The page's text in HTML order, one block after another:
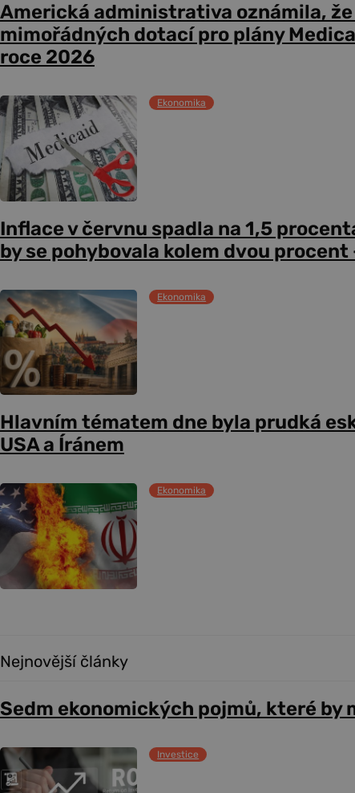
Americká administrativa oznámila,
mimořádných dotací pro plány
roce 2026
Ekonomika
Inflace v červnu spadla na 1,5
by se pohybovala kolem dvou procent
Ekonomika
Hlavním tématem dne byla prudká
USA a Íránem
Ekonomika
Nejnovější články
Sedm ekonomických pojmů, které by
Investice